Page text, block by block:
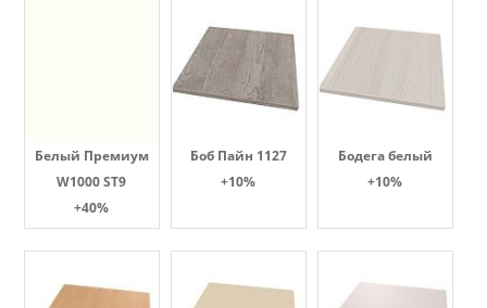
Белый Премиум
W1000 ST9
+40%
Боб Пайн 1127
+10%
Бодега белый
+10%